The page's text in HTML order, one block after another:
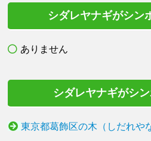
シダレヤナギがシン
ありません
シダレヤナギがシ
東京都葛飾区の木（しだれや